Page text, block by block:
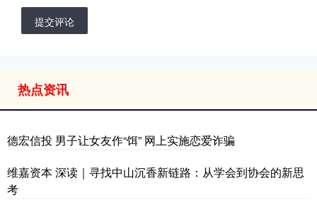
提交评论
热点资讯
德宏信投 男子让女友作“饵” 网上实施恋爱诈骗
维嘉资本 深读｜寻找中山沉香新链路：从学会到协会的新思
考